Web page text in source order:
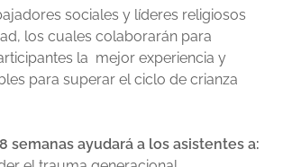
sociales y líderes religiosos
los cuales colaborarán para
la mejor experiencia y
para superar el ciclo de crianza
semanas ayudará a los asistentes a: